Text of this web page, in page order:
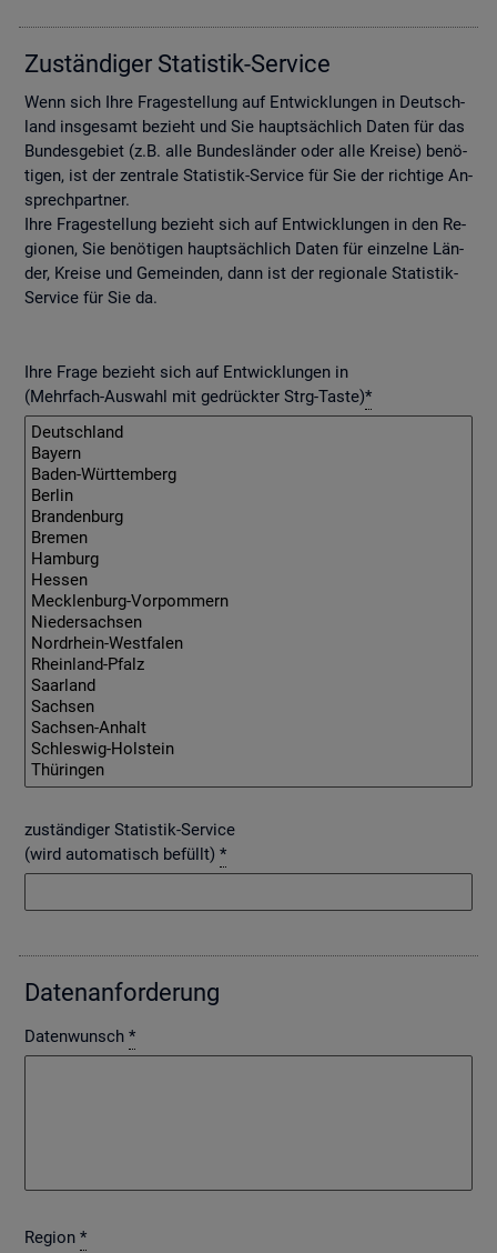
Zu­stän­di­ger Sta­tis­tik-Ser­vice
Wenn sich Ihre Fra­ge­stel­lung auf Ent­wick­lun­gen in Deutsch­
land ins­ge­samt be­zieht und Sie haupt­säch­lich Daten für das
Bun­des­ge­biet (z.B. alle Bun­des­län­der oder alle Krei­se) be­nö­
ti­gen, ist der zen­tra­le Sta­tis­tik-Ser­vice für Sie der rich­ti­ge An­
sprech­part­ner.
Ihre Fra­ge­stel­lung be­zieht sich auf Ent­wick­lun­gen in den Re­
gio­nen, Sie be­nö­ti­gen haupt­säch­lich Daten für ein­zel­ne Län­
der, Krei­se und Ge­mein­den, dann ist der re­gio­na­le Sta­tis­tik-
Ser­vice für Sie da.
Ihre Frage bezieht sich auf Entwicklungen in
(Mehrfach-Auswahl mit gedrückter Strg-Taste)*
zuständiger Statistik-Service
(wird automatisch befüllt) *
Da­ten­an­for­de­rung
Datenwunsch *
Region *